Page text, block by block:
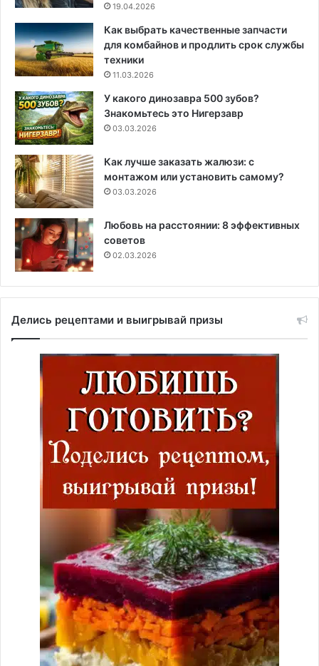
19.04.2026
Как выбрать качественные запчасти
для комбайнов и продлить срок службы
техники
11.03.2026
У какого динозавра 500 зубов?
Знакомьтесь это Нигерзавр
03.03.2026
Как лучше заказать жалюзи: с
монтажом или установить самому?
03.03.2026
Любовь на расстоянии: 8 эффективных
советов
02.03.2026
Делись рецептами и выигрывай призы